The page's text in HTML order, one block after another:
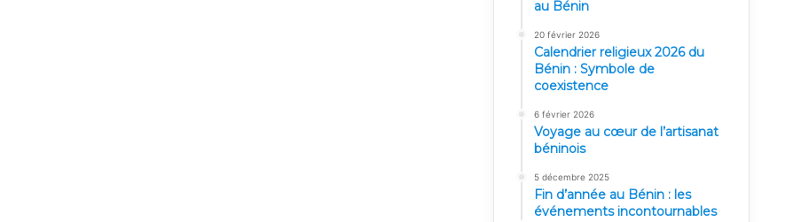
au Bénin
20 février 2026
Calendrier religieux 2026 du
Bénin : Symbole de
coexistence
6 février 2026
Voyage au cœur de l’artisanat
béninois
5 décembre 2025
Fin d’année au Bénin : les
événements incontournables